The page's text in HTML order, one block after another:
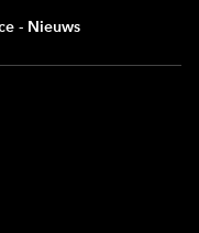
- Nieuws